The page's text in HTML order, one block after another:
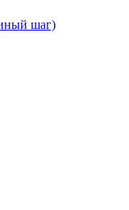
шаг)